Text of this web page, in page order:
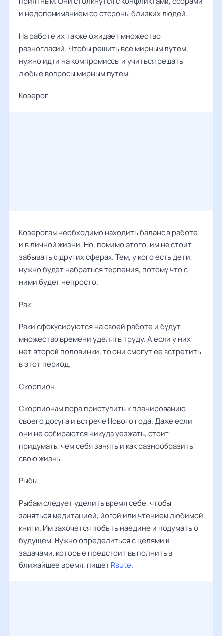
и недопониманием со стороны близких людей.
На работе их также ожидает множество
разногласий. Чтобы решить все мирным путем,
нужно идти на компромиссы и учиться решать
любые вопросы мирным путем.
Козерог
Козерогам необходимо находить баланс в работе
и в личной жизни. Но, помимо этого, им не стоит
забывать о других сферах. Тем, у кого есть дети,
нужно будет набраться терпения, потому что с
ними будет непросто.
Рак
Раки сфокусируются на своей работе и будут
множество времени уделять труду. А если у них
нет второй половинки, то они смогут ее встретить
в этот период.
Скорпион
Скорпионам пора приступить к планированию
своего досуга и встрече Нового года. Даже если
они не собираются никуда уезжать, стоит
придумать, чем себя занять и как разнообразить
свою жизнь.
Рыбы
Рыбам следует уделить время себе, чтобы
заняться медитацией, йогой или чтением любимой
книги. Им захочется побыть наедине и подумать о
будущем. Нужно определиться с целями и
задачами, которые предстоит выполнить в
ближайшее время, пишетRsute.